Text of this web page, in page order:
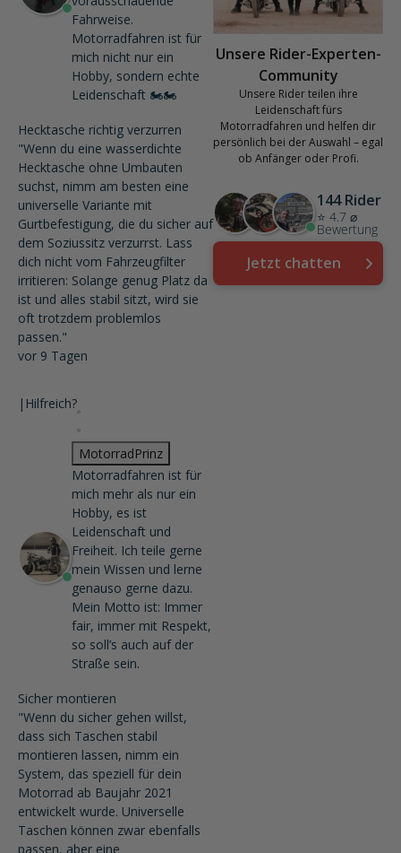
Fahrweise.
Motorradfahren ist für
mich nicht nur ein
Hobby, sondern echte
Leidenschaft 🏍️🏍️
Hecktasche richtig verzurren
"Wenn du eine wasserdichte
Hecktasche ohne Umbauten
suchst, nimm am besten eine
universelle Variante mit
Gurtbefestigung, die du sicher auf
dem Soziussitz verzurrst. Lass
dich nicht vom Fahrzeugfilter
irritieren: Solange genug Platz da
ist und alles stabil sitzt, wird sie
oft trotzdem problemlos
passen."
vor 9 Tagen
| Hilfreich?
MotorradPrinz
Motorradfahren ist für
mich mehr als nur ein
Hobby, es ist
Leidenschaft und
Freiheit. Ich teile gerne
mein Wissen und lerne
genauso gerne dazu.
Mein Motto ist: Immer
fair, immer mit Respekt,
so soll’s auch auf der
Straße sein.
Sicher montieren
"Wenn du sicher gehen willst,
dass sich Taschen stabil
montieren lassen, nimm ein
System, das speziell für dein
Motorrad ab Baujahr 2021
entwickelt wurde. Universelle
Taschen können zwar ebenfalls
passen, aber eine
Unsere Rider-Experten-
Community
Unsere Rider teilen ihre
Leidenschaft fürs
Motorradfahren und helfen dir
persönlich bei der Auswahl – egal
ob Anfänger oder Profi.
144 Rider
⭐ 4.7 ⌀
Bewertung
Jetzt chatten